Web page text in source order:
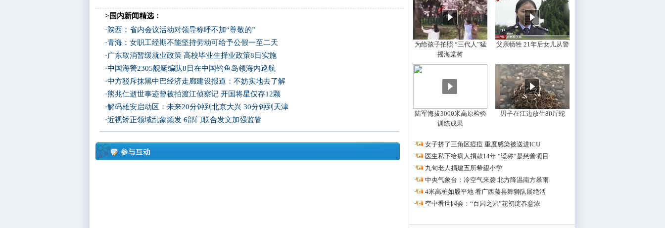
>国内新闻精选：
·陕西：省内会议活动对领导称呼不加“尊敬的”
·青海：女职工经期不能坚持劳动可给予公假一至二天
·广东取消暂缓就业政策 高校毕业生择业政策8日实施
·中国海警2305舰艇编队8日在中国钓鱼岛领海内巡航
·中方驳斥抹黑中巴经济走廊建设报道：不妨实地去了解
·熊兆仁逝世事迹曾被拍渡江侦察记 开国将星仅存12颗
·解码雄安启动区：未来20分钟到北京大兴 30分钟到天津
·近视矫正领域乱象频发 6部门联合发文加强监管
为给孩子拍照 “三代人”猛
摇海棠树
父亲牺牲 21年后女儿从警
陆军海拔3000米高原检验
训练成果
男子在江边放生80斤蛇
·
女子挤了三角区痘痘 重度感染被送进ICU
·
医生私下给病人捐款14年 “谎称”是慈善项目
·
九旬老人捐建五所希望小学
·
中央气象台：冷空气来袭 北方降温南方暴雨
·
4米高桩如履平地 看广西藤县舞狮队展绝活
·
空中看世园会：“百园之园”花初绽春意浓